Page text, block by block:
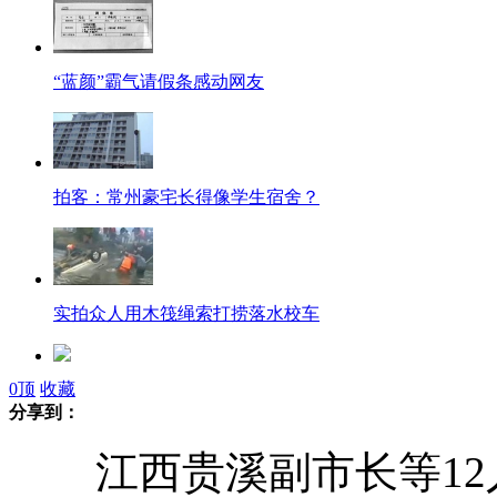
“蓝颜”霸气请假条感动网友
拍客：常州豪宅长得像学生宿舍？
实拍众人用木筏绳索打捞落水校车
贵溪副市长等12人因校车事故被停职
美女城管干部开车捡垃圾
0顶 收藏
分享到：
江西贵溪副市长等12